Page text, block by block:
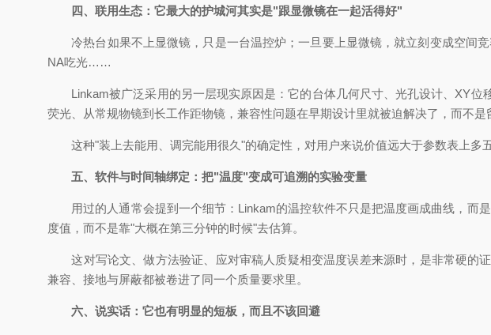
四、联用生态：它最大的护城河其实是"跟显微镜在一起活得好"
冷热台如果不上显微镜，只是一台温控炉；一旦要上显微镜，就立刻变成空间
NA吃光……
Linkam被广泛采用的另一层现实原因是：它的台体几何尺寸、光孔设计、XY位
荧光、从常规物镜到长工作距物镜，兼容性问题在早期设计里就被迫解决了，而不是
这种"装上去能用、调完能用很久"的确定性，对用户来说价值远大于参数表上多五
五、软件与时间轴绑定：把"温度"变成可追溯的实验变量
用过的人通常会提到一个细节：Linkam的温控软件不只是把温度画成曲线，而
度值，而不是靠"大概在第三分钟的时候"去估算。
这对写论文、做方法验证、应对审稿人质疑相变温度误差来源时，是非常硬的
兼容、接地与屏蔽都被卷进了同一个质量要求里。
六、说实话：它也有明显的短板，而且不该回避